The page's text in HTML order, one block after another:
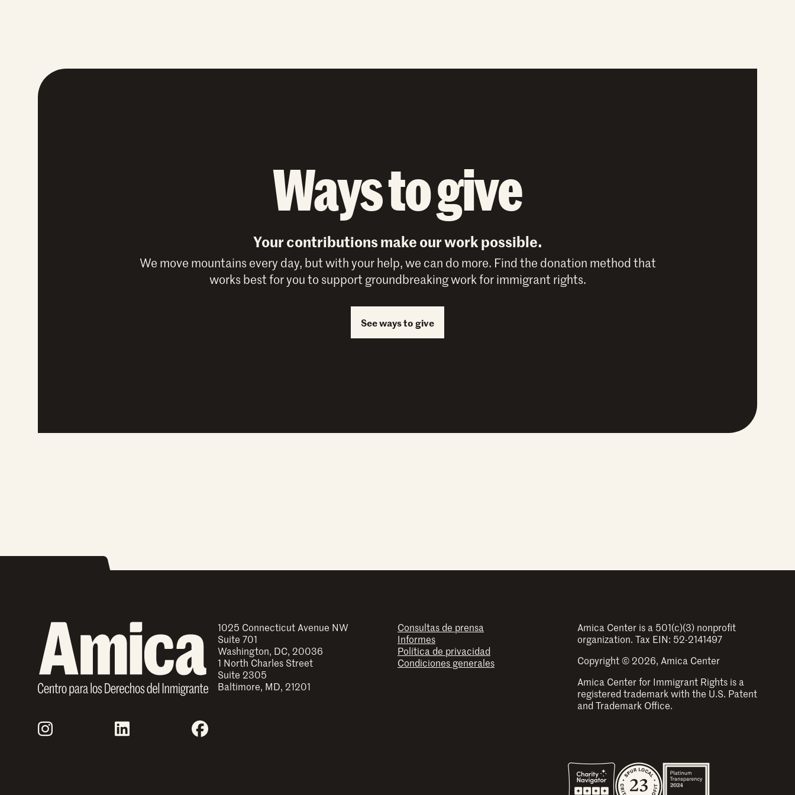
Ways to give
Your contributions make our work possible.
We move mountains every day, but with your help, we can do more. Find the donation method that
works best for you to support groundbreaking work for immigrant rights.
See ways to give
Join Us
Instagram LinkedIn Facebook
1025 Connecticut Avenue NW
Suite 701
Washington, DC, 20036
1 North Charles Street
Suite 2305
Baltimore, MD, 21201
Consultas de prensa
Informes
Política de privacidad
Condiciones generales
Amica Center is a 501(c)(3) nonprofit
organization. Tax EIN: 52-2141497
Copyright © 2026, Amica Center
Amica Center for Immigrant Rights is a
registered trademark with the U.S. Patent
and Trademark Office.